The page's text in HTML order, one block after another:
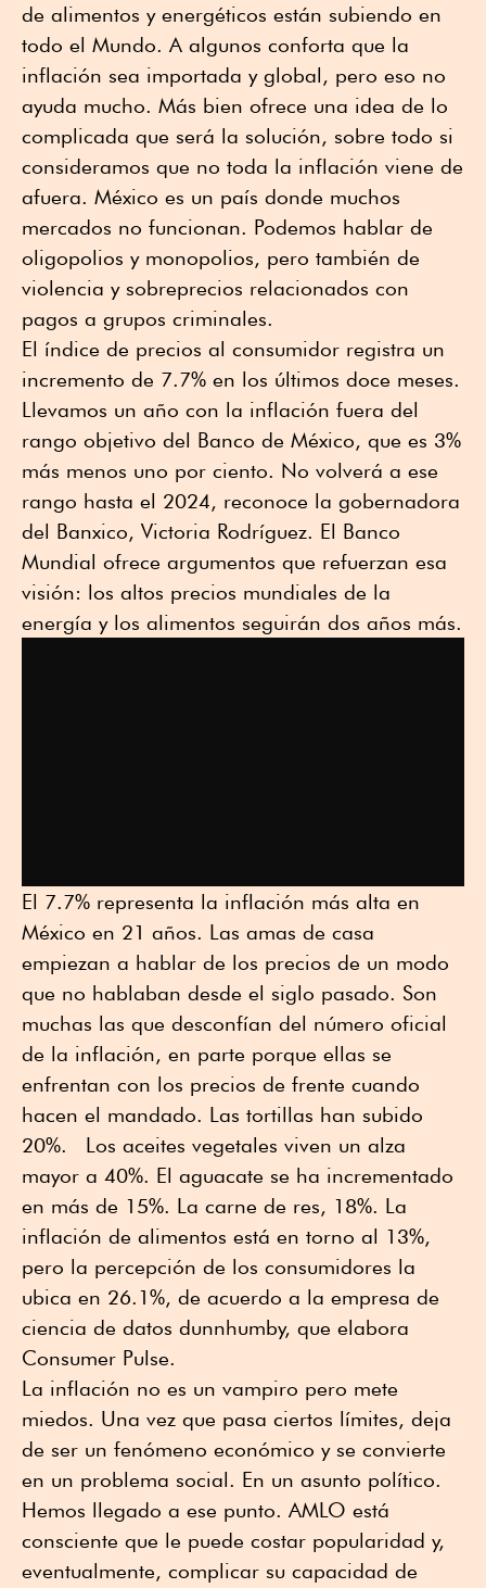
de alimentos y energéticos están subiendo en
todo el Mundo. A algunos conforta que la
inflación sea importada y global, pero eso no
ayuda mucho. Más bien ofrece una idea de lo
complicada que será la solución, sobre todo si
consideramos que no toda la inflación viene de
afuera. México es un país donde muchos
mercados no funcionan. Podemos hablar de
oligopolios y monopolios, pero también de
violencia y sobreprecios relacionados con
pagos a grupos criminales.
El índice de precios al consumidor registra un
incremento de 7.7% en los últimos doce meses.
Llevamos un año con la inflación fuera del
rango objetivo del Banco de México, que es 3%
más menos uno por ciento. No volverá a ese
rango hasta el 2024, reconoce la gobernadora
del Banxico, Victoria Rodríguez. El Banco
Mundial ofrece argumentos que refuerzan esa
visión: los altos precios mundiales de la
energía y los alimentos seguirán dos años más.
El 7.7% representa la inflación más alta en
México en 21 años. Las amas de casa
empiezan a hablar de los precios de un modo
que no hablaban desde el siglo pasado. Son
muchas las que desconfían del número oficial
de la inflación, en parte porque ellas se
enfrentan con los precios de frente cuando
hacen el mandado. Las tortillas han subido
20%. Los aceites vegetales viven un alza
mayor a 40%. El aguacate se ha incrementado
en más de 15%. La carne de res, 18%. La
inflación de alimentos está en torno al 13%,
pero la percepción de los consumidores la
ubica en 26.1%, de acuerdo a la empresa de
ciencia de datos dunnhumby, que elabora
Consumer Pulse.
La inflación no es un vampiro pero mete
miedos. Una vez que pasa ciertos límites, deja
de ser un fenómeno económico y se convierte
en un problema social. En un asunto político.
Hemos llegado a ese punto. AMLO está
consciente que le puede costar popularidad y,
eventualmente, complicar su capacidad de